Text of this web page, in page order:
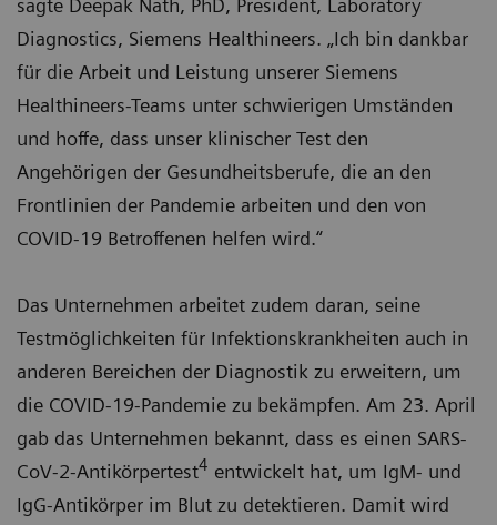
sagte Deepak Nath, PhD, President, Laboratory
Diagnostics, Siemens Healthineers. „Ich bin dankbar
für die Arbeit und Leistung unserer Siemens
Healthineers-Teams unter schwierigen Umständen
und hoffe, dass unser klinischer Test den
Angehörigen der Gesundheitsberufe, die an den
Frontlinien der Pandemie arbeiten und den von
COVID-19 Betroffenen helfen wird.“
Das Unternehmen arbeitet zudem daran, seine
Testmöglichkeiten für Infektionskrankheiten auch in
anderen Bereichen der Diagnostik zu erweitern, um
die COVID-19-Pandemie zu bekämpfen. Am 23. April
gab das Unternehmen bekannt, dass es einen SARS-
CoV-2-Antikörpertest4 entwickelt hat, um IgM- und
IgG-Antikörper im Blut zu detektieren. Damit wird